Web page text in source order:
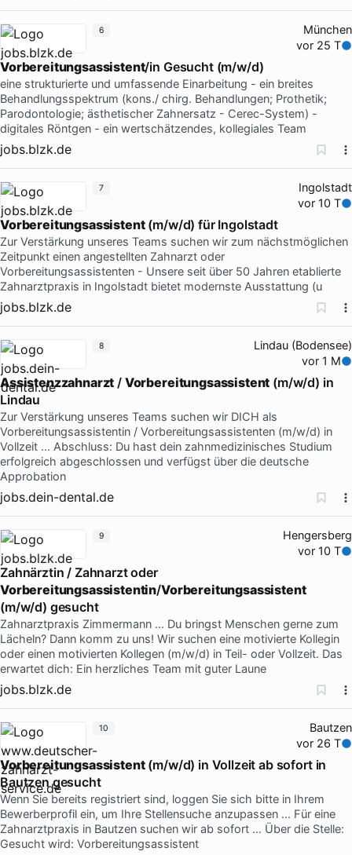
München
vor 25 T
Vorbereitungsassistent/in Gesucht (m/w/d)
eine strukturierte und umfassende Einarbeitung - ein breites
Behandlungsspektrum (kons./ chirg. Behandlungen; Prothetik;
Parodontologie; ästhetischer Zahnersatz - Cerec-System) -
digitales Röntgen - ein wertschätzendes, kollegiales Team
jobs.blzk.de
6
Ingolstadt
vor 10 T
Vorbereitungsassistent(m/w/d) für Ingolstadt
Zur Verstärkung unseres Teams suchen wir zum nächstmöglichen
Zeitpunkt einen angestellten Zahnarzt oder
Vorbereitungsassistenten - Unsere seit über 50 Jahren etablierte
Zahnarztpraxis in Ingolstadt bietet modernste Ausstattung (u
jobs.blzk.de
7
Lindau (Bodensee)
vor 1 M
Assistenzzahnarzt / Vorbereitungsassistent (m/w/d) in
Lindau
Zur Verstärkung unseres Teams suchen wir DICH als
Vorbereitungsassistentin / Vorbereitungsassistenten (m/w/d) in
Vollzeit … Abschluss: Du hast dein zahnmedizinisches Studium
erfolgreich abgeschlossen und verfügst über die deutsche
Approbation
jobs.dein-dental.de
8
Hengersberg
vor 10 T
Zahnärztin / Zahnarzt oder
Vorbereitungsassistentin/Vorbereitungsassistent
(m/w/d) gesucht
Zahnarztpraxis Zimmermann … Du bringst Menschen gerne zum
Lächeln? Dann komm zu uns! Wir suchen eine motivierte Kollegin
oder einen motivierten Kollegen (m/w/d) in Teil- oder Vollzeit. Das
erwartet dich: Ein herzliches Team mit guter Laune
jobs.blzk.de
9
Bautzen
vor 26 T
Vorbereitungsassistent(m/w/d) in Vollzeit ab sofort in
Bautzen gesucht
Wenn Sie bereits registriert sind, loggen Sie sich bitte in Ihrem
Bewerberprofil ein, um Ihre Stellensuche anzupassen … Für eine
Zahnarztpraxis in Bautzen suchen wir ab sofort … Über die Stelle:
Gesucht wird: Vorbereitungsassistent
10